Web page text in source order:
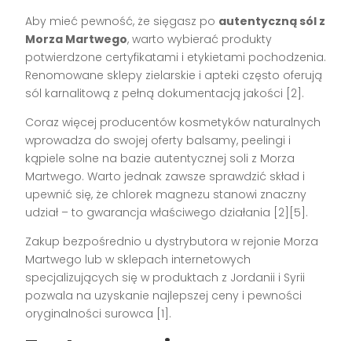
Aby mieć pewność, że sięgasz po autentyczną sól z
Morza Martwego, warto wybierać produkty
potwierdzone certyfikatami i etykietami pochodzenia.
Renomowane sklepy zielarskie i apteki często oferują
sól karnalitową z pełną dokumentacją jakości [2].
Coraz więcej producentów kosmetyków naturalnych
wprowadza do swojej oferty balsamy, peelingi i
kąpiele solne na bazie autentycznej soli z Morza
Martwego. Warto jednak zawsze sprawdzić skład i
upewnić się, że chlorek magnezu stanowi znaczny
udział – to gwarancja właściwego działania [2][5].
Zakup bezpośrednio u dystrybutora w rejonie Morza
Martwego lub w sklepach internetowych
specjalizujących się w produktach z Jordanii i Syrii
pozwala na uzyskanie najlepszej ceny i pewności
oryginalności surowca [1].